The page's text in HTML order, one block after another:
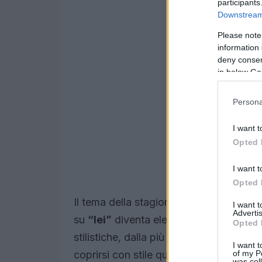
Please
information
deny
in below
I want
Opted
I want
Opted
I want
Opted
I want
of my
Il tema della stagione è chiaro: niente
su “lei” diventa elemento di layeringe
stilistiche, dalla più informale alla più
coprirsi con stile quando si lascia il